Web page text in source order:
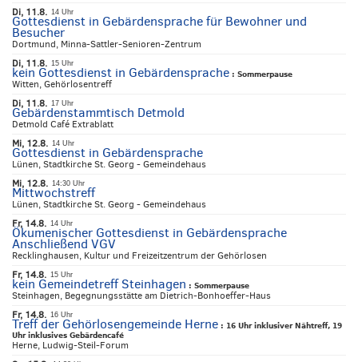
Di, 11.8. 14 Uhr
Gottesdienst in Gebärdensprache für Bewohner und
Besucher
Dortmund, Minna-Sattler-Senioren-Zentrum
Di, 11.8. 15 Uhr
kein Gottesdienst in Gebärdensprache : Sommerpause
Witten, Gehörlosentreff
Di, 11.8. 17 Uhr
Gebärdenstammtisch Detmold
Detmold Café Extrablatt
Mi, 12.8. 14 Uhr
Gottesdienst in Gebärdensprache
Lünen, Stadtkirche St. Georg - Gemeindehaus
Mi, 12.8. 14:30 Uhr
Mittwochstreff
Lünen, Stadtkirche St. Georg - Gemeindehaus
Fr, 14.8. 14 Uhr
Ökumenischer Gottesdienst in Gebärdensprache
Anschließend VGV
Recklinghausen, Kultur und Freizeitzentrum der Gehörlosen
Fr, 14.8. 15 Uhr
kein Gemeindetreff Steinhagen : Sommerpause
Steinhagen, Begegnungsstätte am Dietrich-Bonhoeffer-Haus
Fr, 14.8. 16 Uhr
Treff der Gehörlosengemeinde Herne : 16 Uhr inklusiver Nähtreff, 19
Uhr inklusives Gebärdencafé
Herne, Ludwig-Steil-Forum